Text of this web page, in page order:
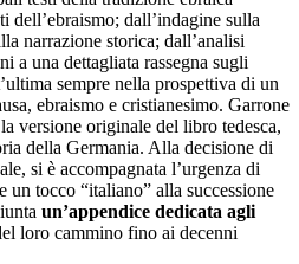
dell’ebraismo; dall’indagine sulla
narrazione storica; dall’analisi
a una dettagliata rassegna sugli
sempre nella prospettiva di un
ebraismo e cristianesimo. Garrone
versione originale del libro tedesca,
della Germania. Alla decisione di
si è accompagnata l’urgenza di
un tocco “italiano” alla successione
un’appendice dedicata agli
loro cammino fino ai decenni